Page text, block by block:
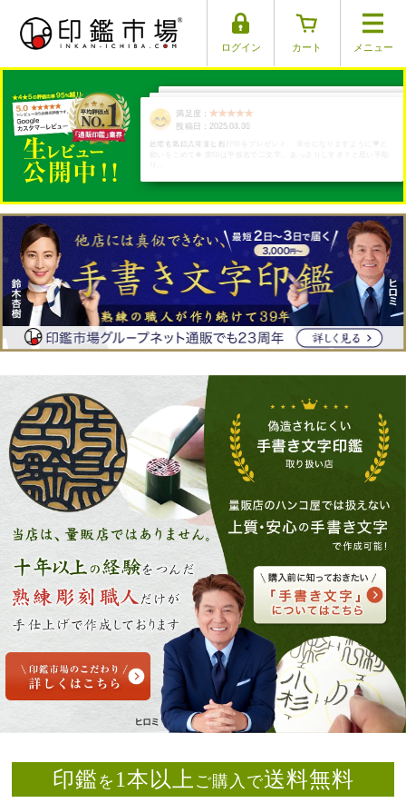
ログイン カート メニュー
満足度：
投稿日：2025.03.26
満足度：
投稿日：2025.03.29
満足度：
投稿日：2025.03.17
満足度：
投稿日：2025.03.30
満足度：
投稿日：2025.04.01
結婚する娘に実印と銀行印をプレゼント。 幸せになりますように💗と
印鑑 を 1本以上 ご購入で送料無料